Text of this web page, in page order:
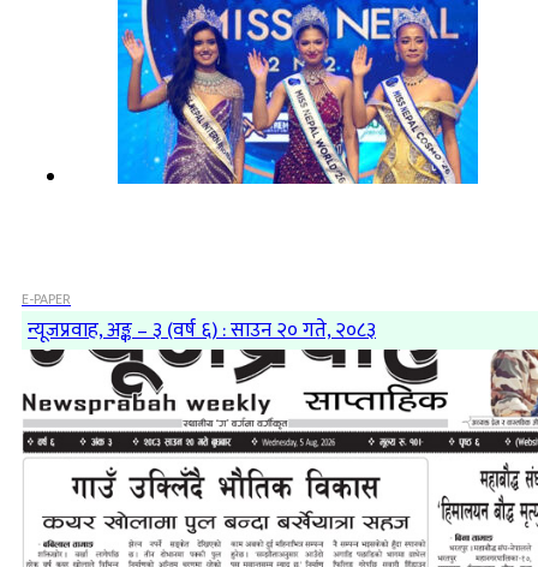
E-PAPER
न्यूजप्रवाह, अङ्क – ३ (वर्ष ६) : साउन २० गते, २०८३